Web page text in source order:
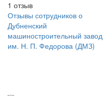
1 отзыв
Отзывы сотрудников о
Дубненский
машиностроительный завод
им. Н. П. Федорова (ДМЗ)